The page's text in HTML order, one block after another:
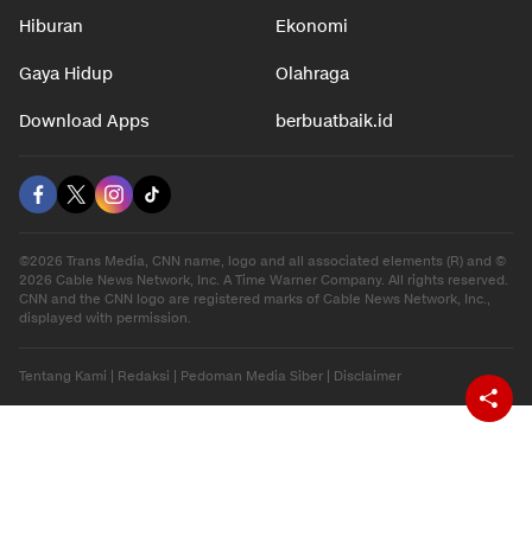
Hiburan Ekonomi
Gaya Hidup Olahraga
Download Apps berbuatbaik.id
©2026 Trans Media, CNN name, logo and all associated elements (R) and ©
2026 Cable News Network, Inc. A Time Warner Company. All rights reserved.
CNN and the CNN logo are registered marks of Cable News Network, Inc.,
displayed with permission.
Tentang Kami Redaksi Pedoman Media Siber Disclaimer